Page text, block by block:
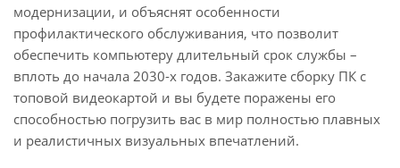
модернизации, и объяснят особенности
профилактического обслуживания, что позволит
обеспечить компьютеру длительный срок службы –
вплоть до начала 2030-х годов. Закажите сборку ПК с
топовой видеокартой и вы будете поражены его
способностью погрузить вас в мир полностью плавных
и реалистичных визуальных впечатлений.